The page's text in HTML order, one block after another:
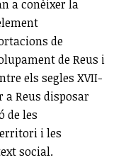
a conèixer la
de
de Reus i
els segles XVII-
Reus disposar
de les
i les
social.